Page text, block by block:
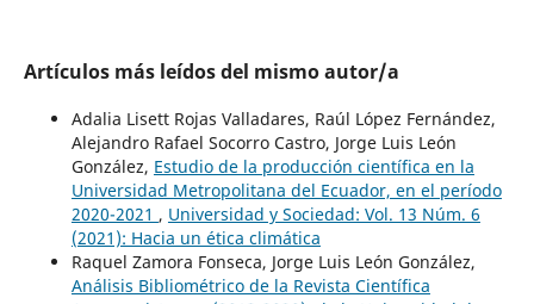
Artículos más leídos del mismo autor/a
Adalia Lisett Rojas Valladares, Raúl López Fernández,
Alejandro Rafael Socorro Castro, Jorge Luis León
González, Estudio de la producción científica en la
Universidad Metropolitana del Ecuador, en el período
2020-2021 , Universidad y Sociedad: Vol. 13 Núm. 6
(2021): Hacia un ética climática
Raquel Zamora Fonseca, Jorge Luis León González,
Análisis Bibliométrico de la Revista Científica